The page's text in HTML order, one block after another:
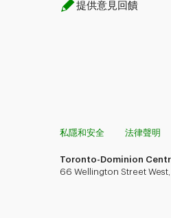
提供意見回饋
私隱和安全 法律聲明
Toronto-Dominion
66 Wellington Street